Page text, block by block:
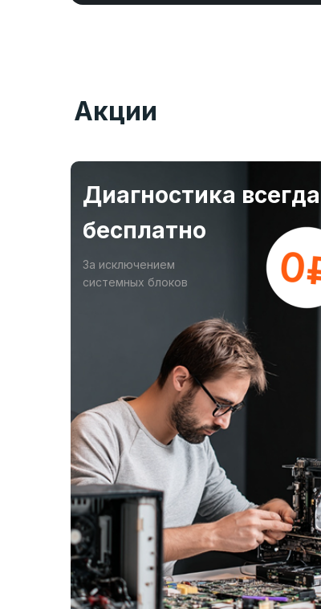
Акции
Диагностика всегда
бесплатно
За исключением
системных блоков